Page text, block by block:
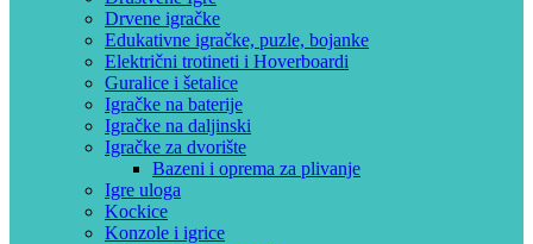
Drvene igračke
Edukativne igračke, puzle, bojanke
Električni trotineti i Hoverboardi
Guralice i šetalice
Igračke na baterije
Igračke na daljinski
‎Igračke za dvorište
Bazeni i oprema za plivanje
Igre uloga
Kockice
Konzole i igrice